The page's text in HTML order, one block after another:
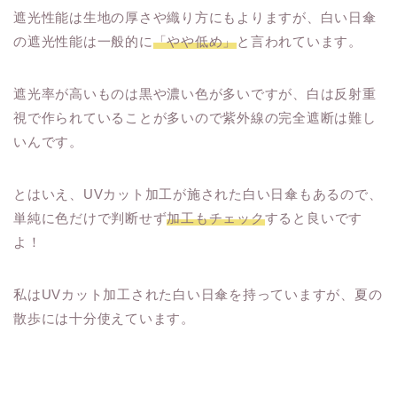
遮光性能は生地の厚さや織り方にもよりますが、白い日傘
の遮光性能は一般的に「やや低め」と言われています。
遮光率が高いものは黒や濃い色が多いですが、白は反射重
視で作られていることが多いので紫外線の完全遮断は難し
いんです。
とはいえ、UVカット加工が施された白い日傘もあるので、
単純に色だけで判断せず加工もチェックすると良いです
よ！
私はUVカット加工された白い日傘を持っていますが、夏の
散歩には十分使えています。